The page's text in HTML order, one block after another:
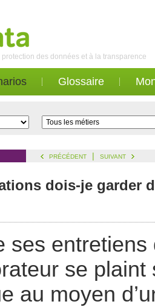
des données et à la transparence
Glossaire
PRÉCÉDENT | SUIVANT
dois-je garder
ses entretiens
se plaint
au moyen